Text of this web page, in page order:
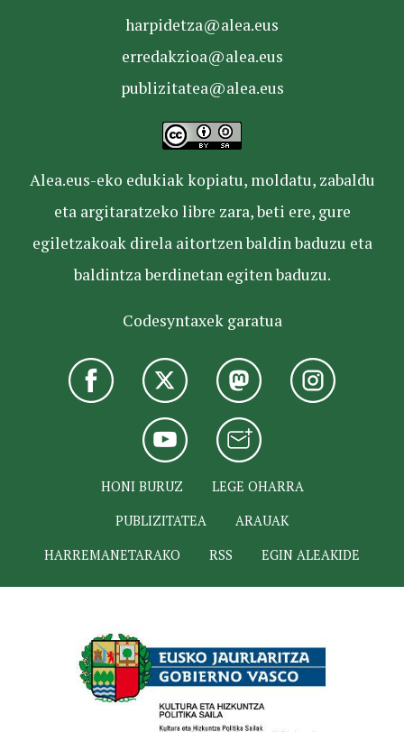
harpidetza@alea.eus
erredakzioa@alea.eus
publizitatea@alea.eus
Alea.eus-eko edukiak kopiatu, moldatu, zabaldu
eta argitaratzeko libre zara, beti ere, gure
egiletzakoak direla aitortzen baldin baduzu eta
baldintza berdinetan egiten baduzu.
Codesyntaxek garatua
HONI BURUZ
LEGE OHARRA
PUBLIZITATEA
ARAUAK
HARREMANETARAKO
RSS EGIN ALEAKIDE